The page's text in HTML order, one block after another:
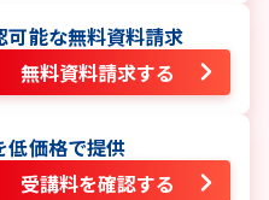
可能な無料資料請求
無料資料請求する
低価格で提供
受講料を確認する